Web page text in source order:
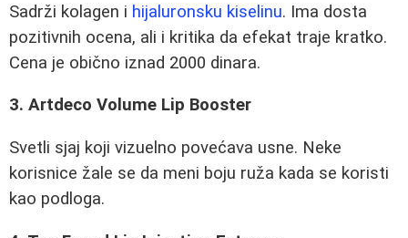
Sadrži kolagen i hijaluronsku kiselinu. Ima dosta
pozitivnih ocena, ali i kritika da efekat traje kratko.
Cena je obično iznad 2000 dinara.
3. Artdeco Volume Lip Booster
Svetli sjaj koji vizuelno povećava usne. Neke
korisnice žale se da meni boju ruža kada se koristi
kao podloga.